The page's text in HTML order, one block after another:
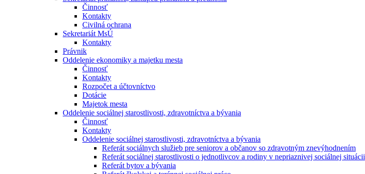
Činnosť
Kontakty
Civilná ochrana
Sekretariát MsÚ
Kontakty
Právnik
Oddelenie ekonomiky a majetku mesta
Činnosť
Kontakty
Rozpočet a účtovníctvo
Dotácie
Majetok mesta
Oddelenie sociálnej starostlivosti, zdravotníctva a bývania
Činnosť
Kontakty
Oddelenie sociálnej starostlivosti, zdravotníctva a bývania
Referát sociálnych služieb pre seniorov a občanov so zdravotným znevýhodnením
Referát sociálnej starostlivosti o jednotlivcov a rodiny v nepriaznivej sociálnej situácii
Referát bytov a bývania